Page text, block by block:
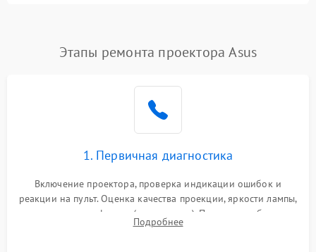
Нестабильная яркость или
контраст
4000 ₽ Подробнее →
Неравномерная подсветка
автоматическая коррекция
трапеции (Keystone)
Проблемы с
масштабированием
Подробнее →
Этапы ремонта проектора Asus
1. Первичная диагностика
Включение проектора, проверка индикации ошибок и
реакции на пульт. Оценка качества проекции, яркости лампы,
наличия артефактов (точки, пятна). Проверка работы
системы охлаждения по уровню шума вентиляторов.
Подробнее